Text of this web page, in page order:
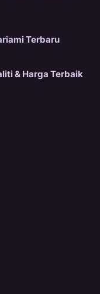
Terbaru
& Harga Terbaik